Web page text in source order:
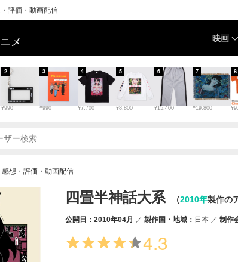
評価・動画配信
メ 映画
¥990
2
¥990
3
¥7,700
4
¥8,800
5
¥15,400
6
¥19,800
7 8
想・評価・動画配信
四畳半神話大系 （2010年製作の
公開日：2010年04月 製作国・地域： 日本 制作
4.3